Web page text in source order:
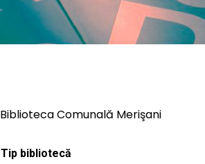
Biblioteca Comunală Merişani
Tip bibliotecă